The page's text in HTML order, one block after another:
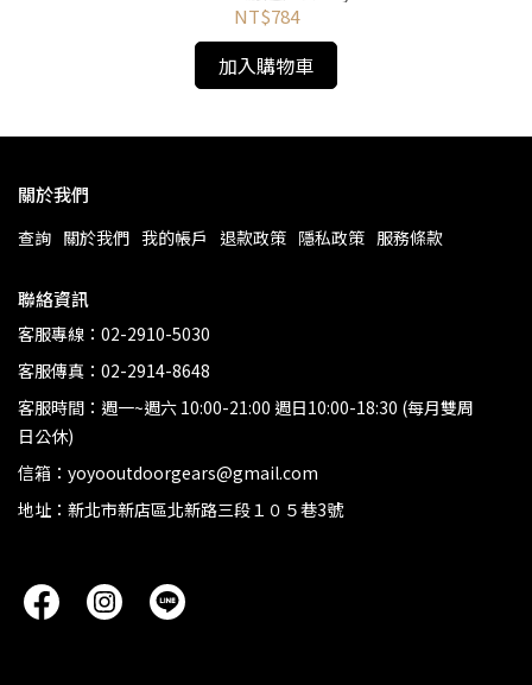
NT$784
加入購物車
關於我們
查詢 關於我們 我的帳戶 退款政策 隱私政策 服務條款
聯絡資訊
客服專線：02-2910-5030
客服傳真：02-2914-8648
客服時間：週一~週六 10:00-21:00 週日10:00-18:30 (每月雙周
日公休)
信箱：yoyooutdoorgears@gmail.com
地址：新北市新店區北新路三段１０５巷3號